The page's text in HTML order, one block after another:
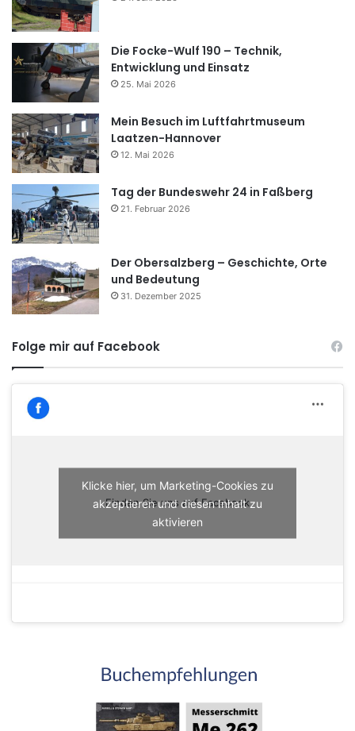
Die Focke-Wulf 190 – Technik,
Entwicklung und Einsatz
25. Mai 2026
Mein Besuch im Luftfahrtmuseum
Laatzen-Hannover
12. Mai 2026
Tag der Bundeswehr 24 in Faßberg
21. Februar 2026
Der Obersalzberg – Geschichte, Orte
und Bedeutung
31. Dezember 2025
Folge mir auf Facebook
Finden Sie uns auf Facebook
Klicke hier, um Marketing-Cookies zu
akzeptieren und diesen Inhalt zu
aktivieren